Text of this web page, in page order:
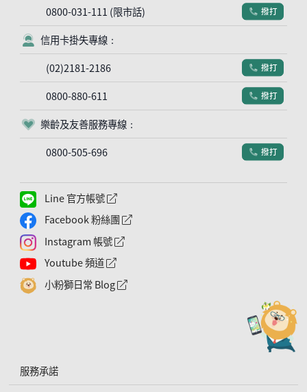
0800-031-111 (限市話) 電話符號
撥打
客服符號
信用卡掛失專線：
(02)2181-2186
電話符號
撥打
0800-880-611 電話符號
撥打
客服符號
樂齡及友善服務專線：
0800-505-696
電話符號
撥打
Line 官方帳號 外網連結符號
Facebook 粉絲團 外網連結符號
Instagram 帳號 外網連結符號
Youtube 頻道 外網連結符號
小粉獅日常 Blog 外網連結符號
服務承諾